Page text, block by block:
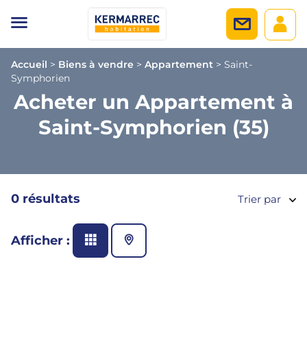
Accueil > Biens à vendre > Appartement > Saint-
Symphorien
Acheter un Appartement à
Saint-Symphorien (35)
0 résultats Trier par
Afficher :